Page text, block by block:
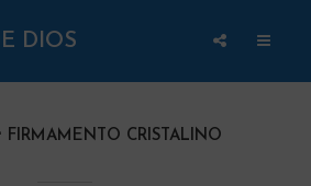
DIOS
FIRMAMENTO CRISTALINO